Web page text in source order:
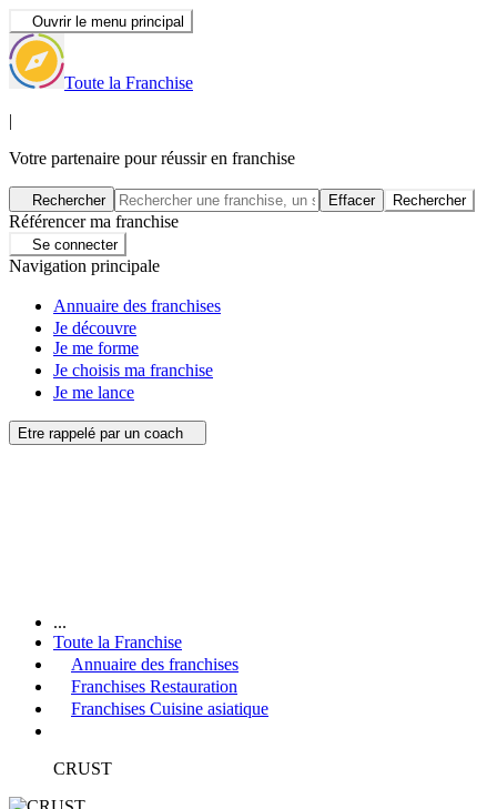
Ouvrir le menu principal
Toute la Franchise
|
Votre partenaire pour réussir en franchise
Rechercher Effacer Rechercher
Référencer ma franchise
Se connecter
Navigation principale
Annuaire des franchises
Je découvre
Je me forme
Je choisis ma franchise
Je me lance
Etre rappelé par un coach
...
Toute la Franchise
Annuaire des franchises
Franchises Restauration
Franchises Cuisine asiatique
CRUST